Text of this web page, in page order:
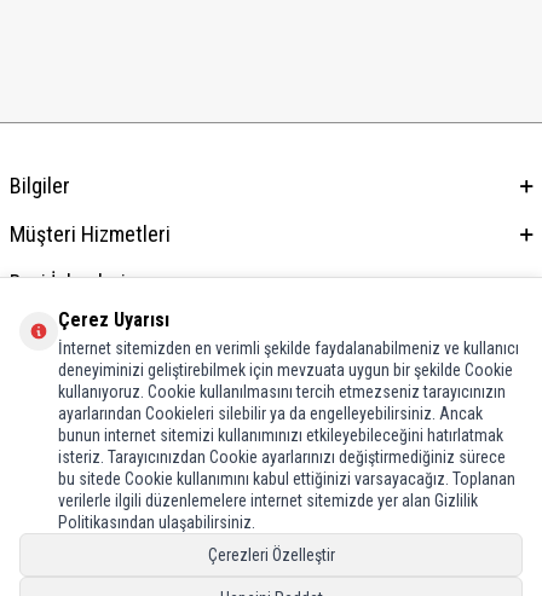
Bilgiler
Müşteri Hizmetleri
Bayi İşlemleri
Adres & İletişim
Çerez Uyarısı
İnternet sitemizden en verimli şekilde faydalanabilmeniz ve kullanıcı
deneyiminizi geliştirebilmek için mevzuata uygun bir şekilde Cookie
kullanıyoruz. Cookie kullanılmasını tercih etmezseniz tarayıcınızın
ayarlarından Cookieleri silebilir ya da engelleyebilirsiniz. Ancak
bunun internet sitemizi kullanımınızı etkileyebileceğini hatırlatmak
isteriz. Tarayıcınızdan Cookie ayarlarınızı değiştirmediğiniz sürece
bu sitede Cookie kullanımını kabul ettiğinizi varsayacağız. Toplanan
verilerle ilgili düzenlemelere internet sitemizde yer alan Gizlilik
Politikasından ulaşabilirsiniz.
Çerezleri Özelleştir